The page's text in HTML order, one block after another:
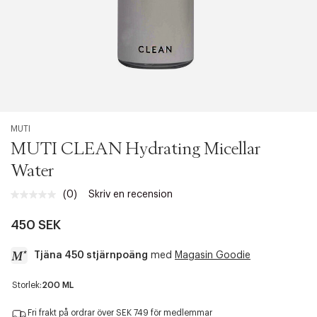
MUTI
MUTI CLEAN Hydrating Micellar
Water
Inget
sida.
(0) Skriv en recension
450 SEK
Tjäna 450 stjärnpoäng med Magasin Goodie
a
c
Storlek:200 ML
Fri frakt på ordrar över SEK 749 för medlemmar